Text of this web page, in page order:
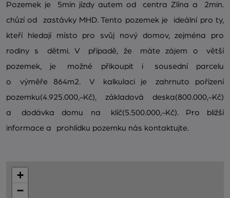
Pozemek je 5min jízdy autem od centra Zlína a 2min.
chůzí od zastávky MHD. Tento pozemek je ideální pro ty,
kteří hledají místo pro svůj nový domov, zejména pro
rodiny s dětmi. V případě, že máte zájem o větší
pozemek, je možné přikoupit i sousední parcelu
o výměře 864m2. V kalkulaci je zahrnuto pořízení
pozemku(4.925.000,-Kč), základová deska(800.000,-Kč)
a dodávka domu na klíč(5.500.000,-Kč). Pro bližší
informace a prohlídku pozemku nás kontaktujte.
+
−